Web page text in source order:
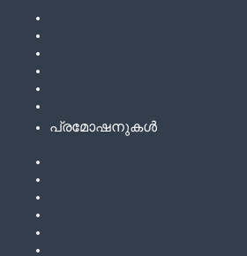
പ്രമോഷനുകൾ